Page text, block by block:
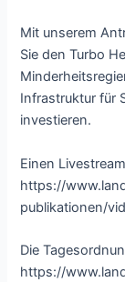
Mit unserem
Sie den Turbo
Infrastruktur für
investieren.
Einen
https://
publikationen/
Die
https://